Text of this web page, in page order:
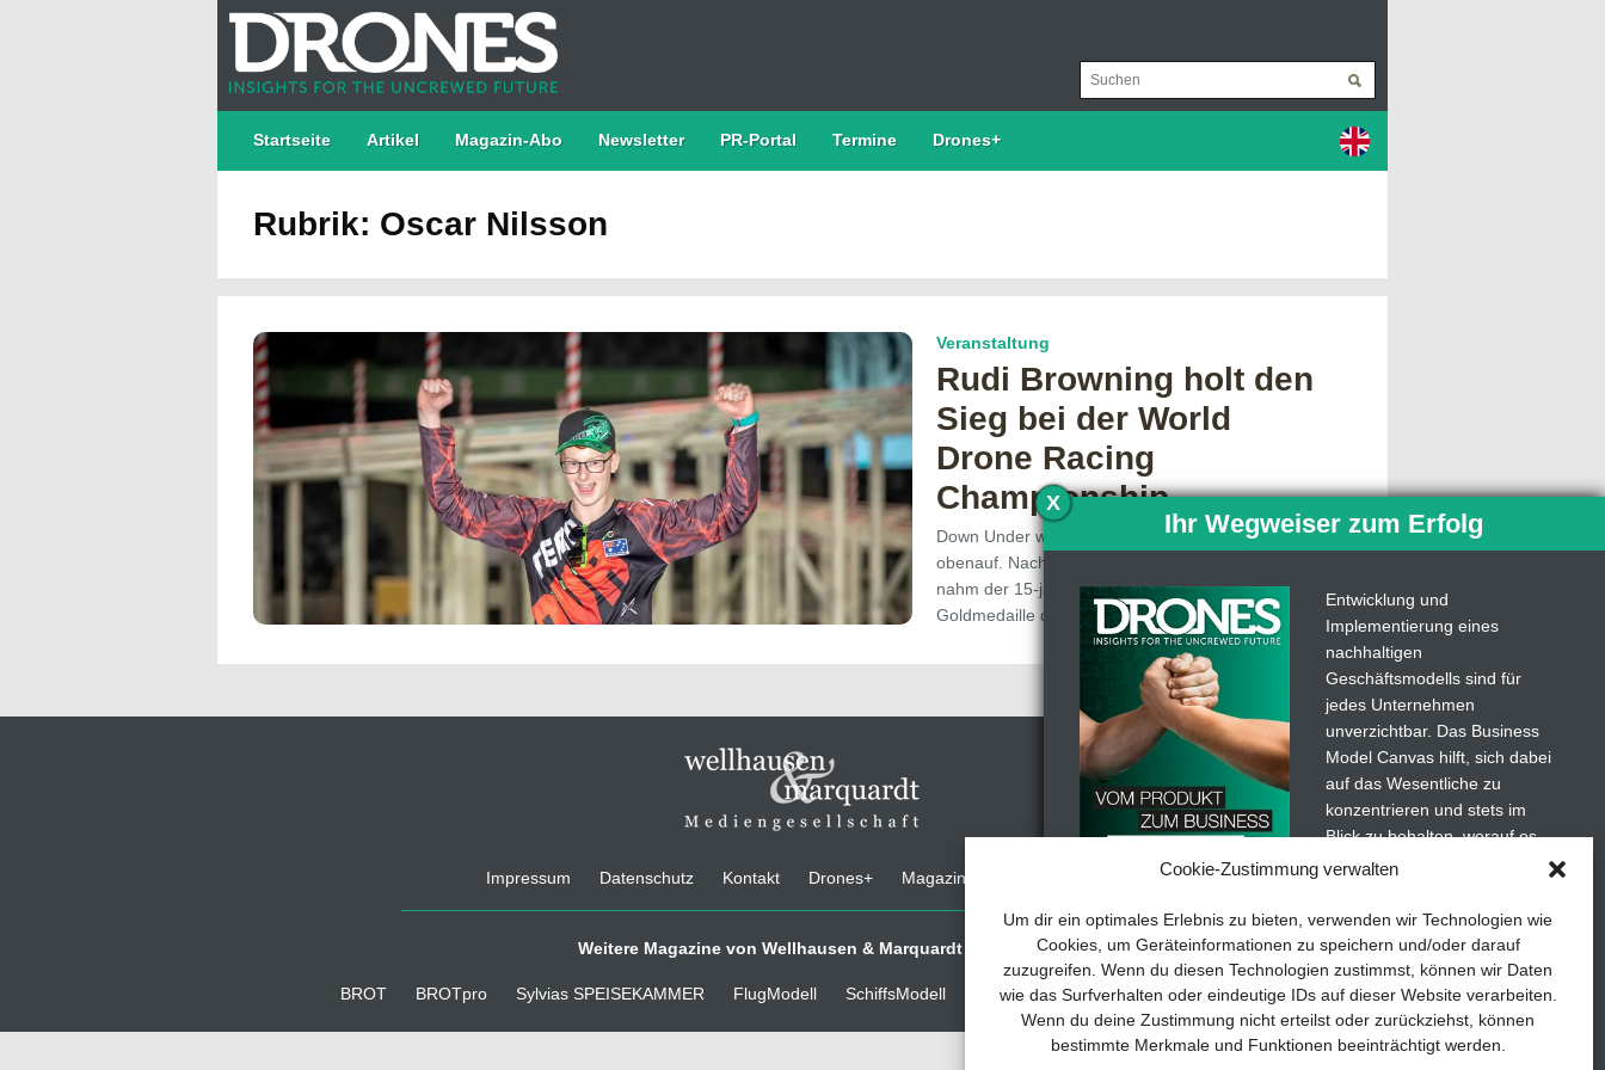
Cookie-Zustimmung verwalten
Um dir ein optimales Erlebnis zu bieten, verwenden wir Technologien wie
Cookies, um Geräteinformationen zu speichern und/oder darauf
zuzugreifen. Wenn du diesen Technologien zustimmst, können wir Daten
wie das Surfverhalten oder eindeutige IDs auf dieser Website verarbeiten.
Wenn du deine Zustimmung nicht erteilst oder zurückziehst, können
bestimmte Merkmale und Funktionen beeinträchtigt werden.
Startseite Artikel Magazin-Abo Newsletter PR-Portal Termine Drones+
Rubrik: Oscar Nilsson
Veranstaltung
Rudi Browning holt den
Sieg bei der World
Drone Racing
Championship
Down Under war im chinesischen Shenzhen
obenauf. Nach vier spannenden Wettkampftagen
nahm der 15-jährige Rudi Browning die
Goldmedaille der FAI
mehr…
Impressum Datenschutz Kontakt Drones+ Magazin-Abo
Weitere Magazine von Wellhausen & Marquardt Medien
BROT BROTpro Sylvias SPEISEKAMMER FlugModell SchiffsModell TRUCKS & Details TEDDYS kreativ
X
Ihr Wegweiser zum Erfolg
Entwicklung und
Implementierung eines
nachhaltigen
Geschäftsmodells sind für
jedes Unternehmen
unverzichtbar. Das Business
Model Canvas hilft, sich dabei
auf das Wesentliche zu
konzentrieren und stets im
Blick zu behalten, worauf es
wirklich ankommt.
Abonnieren Sie unseren
kostenlosen Newsletter und
laden Sie den umfassenden
Leitfaden für KMU herunter:
„Vom Produkt zum Business:
Der Weg zum Erfolg mit dem